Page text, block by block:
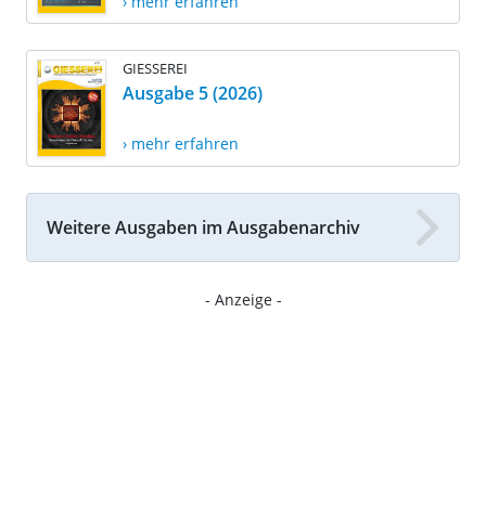
GIESSEREI
Ausgabe 5 (2026)
› mehr erfahren
Weitere Ausgaben im Ausgabenarchiv
- Anzeige -